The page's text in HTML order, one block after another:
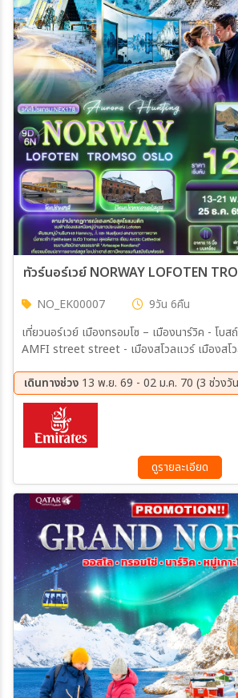
NO_EK00007 9วัน 6คืน
เที่ยวนอร์เวย์ เมืองทรอมโซ – เมืองนาร์วิค - โบ
AMFI street street - เมืองสโวลแวร์ เมืองสโวลแวร์ – เมืองโอ -
– หมู่บ้านนูส์ฟยอร์ด – เมืองเล็กเนส – สุดพิเศษต
ที่พัก
เดินทางช่วง 13 พ.ย. 69 - 02 ม.ค. 70 (3 ช่วงวั
13 พ.ย. 69 - 21 พ.ย. 69
04 ธ.ค.
25 ธ.ค. 69 - 02 ม.ค. 70
ดูรายละเอียด